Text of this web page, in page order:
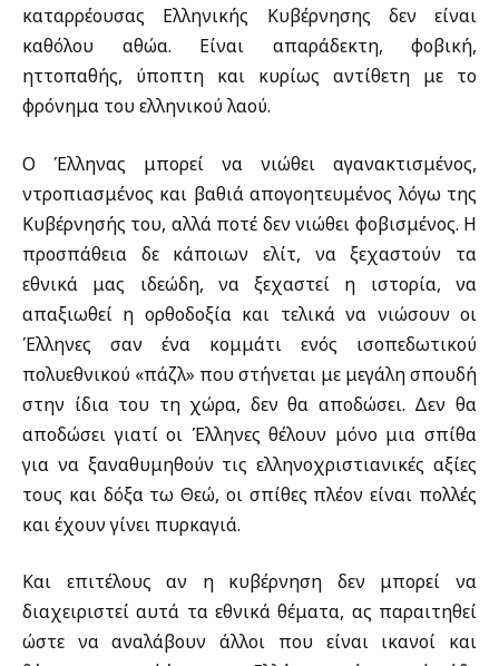
καταρρέουσας Ελληνικής Κυβέρνησης δεν είναι
καθόλου αθώα. Είναι απαράδεκτη, φοβική,
ηττοπαθής, ύποπτη και κυρίως αντίθετη με το
φρόνημα του ελληνικού λαού.
Ο Έλληνας μπορεί να νιώθει αγανακτισμένος,
ντροπιασμένος και βαθιά απογοητευμένος λόγω της
Κυβέρνησής του, αλλά ποτέ δεν νιώθει φοβισμένος. Η
προσπάθεια δε κάποιων ελίτ, να ξεχαστούν τα
εθνικά μας ιδεώδη, να ξεχαστεί η ιστορία, να
απαξιωθεί η ορθοδοξία και τελικά να νιώσουν οι
Έλληνες σαν ένα κομμάτι ενός ισοπεδωτικού
πολυεθνικού «πάζλ» που στήνεται με μεγάλη σπουδή
στην ίδια του τη χώρα, δεν θα αποδώσει. Δεν θα
αποδώσει γιατί οι Έλληνες θέλουν μόνο μια σπίθα
για να ξαναθυμηθούν τις ελληνοχριστιανικές αξίες
τους και δόξα τω Θεώ, οι σπίθες πλέον είναι πολλές
και έχουν γίνει πυρκαγιά.
Και επιτέλους αν η κυβέρνηση δεν μπορεί να
διαχειριστεί αυτά τα εθνικά θέματα, ας παραιτηθεί
ώστε να αναλάβουν άλλοι που είναι ικανοί και